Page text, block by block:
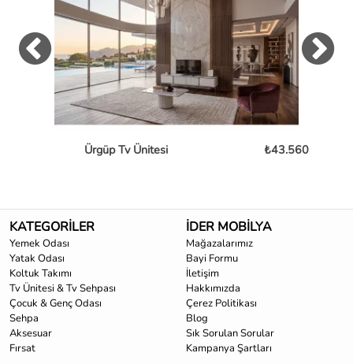
Ürgüp Tv Ünitesi ₺43.560
KATEGORİLER
Yemek Odası
Yatak Odası
Koltuk Takımı
Tv Ünitesi & Tv Sehpası
Çocuk & Genç Odası
Sehpa
Aksesuar
Fırsat
İDER MOBİLYA
Mağazalarımız
Bayi Formu
İletişim
Hakkımızda
Çerez Politikası
Blog
Sık Sorulan Sorular
Kampanya Şartları